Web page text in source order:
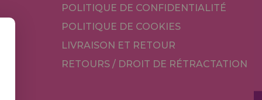
POLITIQUE DE CONFIDENTIALITÉ
POLITIQUE DE COOKIES
LIVRAISON ET RETOUR
RETOURS / DROIT DE RÉTRACTATION